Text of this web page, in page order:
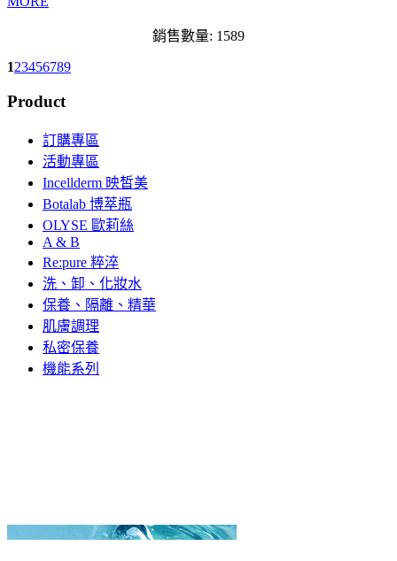
銷售數量: 1589
123456789
Product
訂購專區
活動專區
Incellderm 映皙美
Botalab 博萃瓶
OLYSE 歐莉絲
A & B
Re:pure 粹淬
洗、卸、化妝水
保養、隔離、精華
肌膚調理
私密保養
機能系列